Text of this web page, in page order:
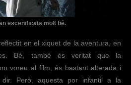
escenificats molt bé.
en el xiquet de la aventura, en
Bé, també és veritat que la
voreu al film, és bastant alterada i
dir. Però, aquesta por infantil a la